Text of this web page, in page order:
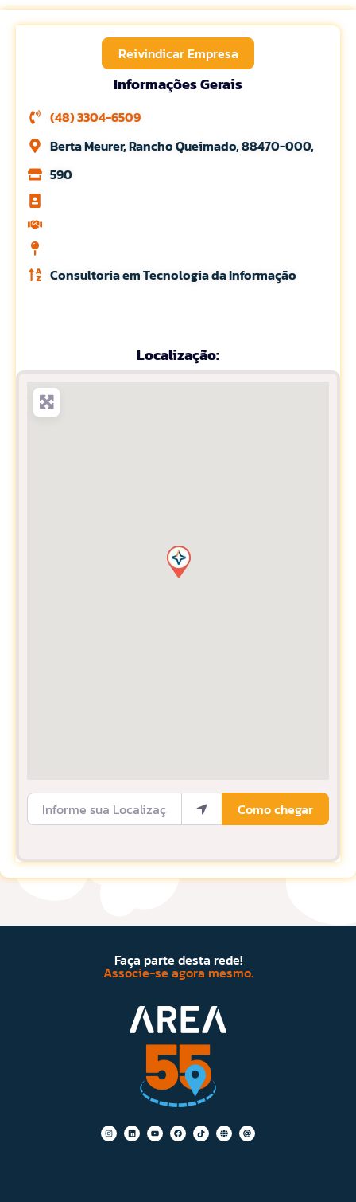
Reivindicar Empresa
Informações Gerais
(48) 3304-6509
Berta Meurer, Rancho Queimado, 88470-000,
590
Consultoria em Tecnologia da Informação
Localização:
Informe sua Localização
Como chegar
Faça parte desta rede!
Associe-se agora mesmo.